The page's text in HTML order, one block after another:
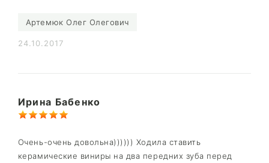
Артемюк Олег Олегович
24.10.2017
Ирина Бабенко
Очень-очень довольна)))))) Ходила ставить
керамические виниры на два передних зуба перед